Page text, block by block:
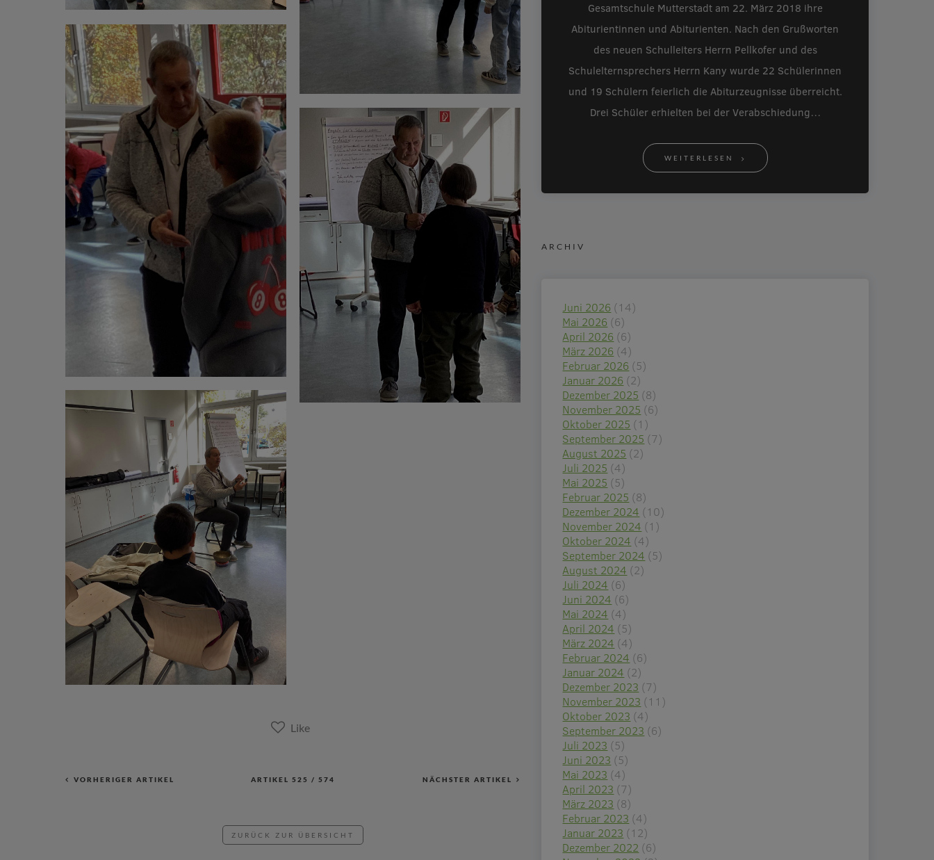
VORHERIGER ARTIKEL ARTIKEL 525 / 574 NÄCHSTER ARTIKEL
ZURÜCK ZUR ÜBERSICHT
Gesamtschule Mutterstadt am 22. März 2018 ihre
Abiturientinnen und Abiturienten. Nach den Grußworten
des neuen Schulleiters Herrn Pellkofer und des
Schulelternsprechers Herrn Kany wurde 22 Schülerinnen
und 19 Schülern feierlich die Abiturzeugnisse überreicht.
Drei Schüler erhielten bei der Verabschiedung…
WEITERLESEN
ARCHIV
Juni 2026 (14)
Mai 2026 (6)
April 2026 (6)
März 2026 (4)
Februar 2026 (5)
Januar 2026 (2)
Dezember 2025 (8)
November 2025 (6)
Oktober 2025 (1)
September 2025 (7)
August 2025 (2)
Juli 2025 (4)
Mai 2025 (5)
Februar 2025 (8)
Dezember 2024 (10)
November 2024 (1)
Oktober 2024 (4)
September 2024 (5)
August 2024 (2)
Juli 2024 (6)
Juni 2024 (6)
Mai 2024 (4)
April 2024 (5)
März 2024 (4)
Februar 2024 (6)
Januar 2024 (2)
Dezember 2023 (7)
November 2023 (11)
Oktober 2023 (4)
September 2023 (6)
Juli 2023 (5)
Juni 2023 (5)
Mai 2023 (4)
April 2023 (7)
März 2023 (8)
Februar 2023 (4)
Januar 2023 (12)
Dezember 2022 (6)